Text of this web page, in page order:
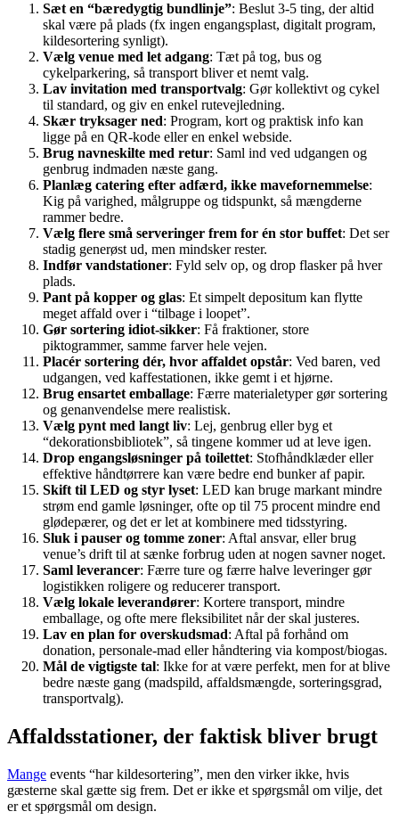
Sæt en “bæredygtig bundlinje”: Beslut 3-5 ting, der altid
skal være på plads (fx ingen engangsplast, digitalt program,
kildesortering synligt).
Vælg venue med let adgang: Tæt på tog, bus og
cykelparkering, så transport bliver et nemt valg.
Lav invitation med transportvalg: Gør kollektivt og cykel
til standard, og giv en enkel rutevejledning.
Skær tryksager ned: Program, kort og praktisk info kan
ligge på en QR-kode eller en enkel webside.
Brug navneskilte med retur: Saml ind ved udgangen og
genbrug indmaden næste gang.
Planlæg catering efter adfærd, ikke mavefornemmelse:
Kig på varighed, målgruppe og tidspunkt, så mængderne
rammer bedre.
Vælg flere små serveringer frem for én stor buffet: Det ser
stadig generøst ud, men mindsker rester.
Indfør vandstationer: Fyld selv op, og drop flasker på hver
plads.
Pant på kopper og glas: Et simpelt depositum kan flytte
meget affald over i “tilbage i loopet”.
Gør sortering idiot-sikker: Få fraktioner, store
piktogrammer, samme farver hele vejen.
Placér sortering dér, hvor affaldet opstår: Ved baren, ved
udgangen, ved kaffestationen, ikke gemt i et hjørne.
Brug ensartet emballage: Færre materialetyper gør sortering
og genanvendelse mere realistisk.
Vælg pynt med langt liv: Lej, genbrug eller byg et
“dekorationsbibliotek”, så tingene kommer ud at leve igen.
Drop engangsløsninger på toilettet: Stofhåndklæder eller
effektive håndtørrere kan være bedre end bunker af papir.
Skift til LED og styr lyset: LED kan bruge markant mindre
strøm end gamle løsninger, ofte op til 75 procent mindre end
glødepærer, og det er let at kombinere med tidsstyring.
Sluk i pauser og tomme zoner: Aftal ansvar, eller brug
venue’s drift til at sænke forbrug uden at nogen savner noget.
Saml leverancer: Færre ture og færre halve leveringer gør
logistikken roligere og reducerer transport.
Vælg lokale leverandører: Kortere transport, mindre
emballage, og ofte mere fleksibilitet når der skal justeres.
Lav en plan for overskudsmad: Aftal på forhånd om
donation, personale-mad eller håndtering via kompost/biogas.
Mål de vigtigste tal: Ikke for at være perfekt, men for at blive
bedre næste gang (madspild, affaldsmængde, sorteringsgrad,
transportvalg).
Affaldsstationer, der faktisk bliver brugt
Mange events “har kildesortering”, men den virker ikke, hvis
gæsterne skal gætte sig frem. Det er ikke et spørgsmål om vilje, det
er et spørgsmål om design.